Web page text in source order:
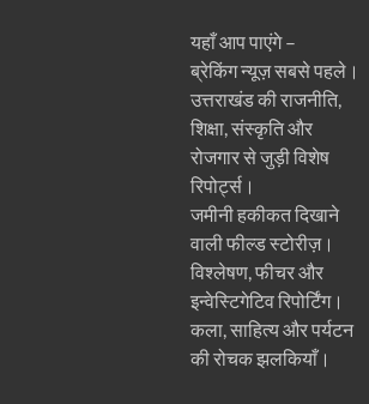
यहाँ आप पाएंगे –
ब्रेकिंग न्यूज़ सबसे पहले।
उत्तराखंड की राजनीति,
शिक्षा, संस्कृति और
रोजगार से जुड़ी विशेष
रिपोर्ट्स।
जमीनी हकीकत दिखाने
वाली फील्ड स्टोरीज़।
विश्लेषण, फीचर और
इन्वेस्टिगेटिव रिपोर्टिंग।
कला, साहित्य और पर्यटन
की रोचक झलकियाँ।